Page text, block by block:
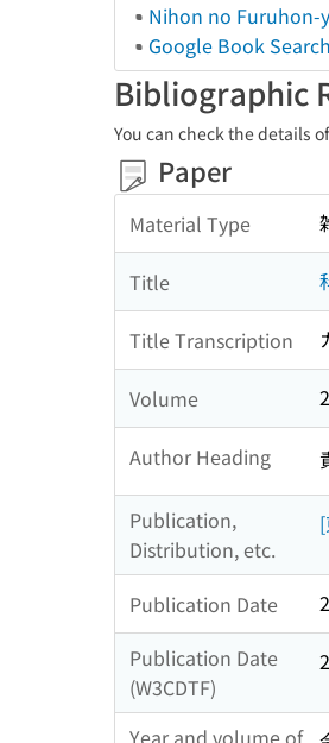
Nihon no Furuhon-
Google Book Search
Bibliographic
You can check the details
Paper
Material Type
Title
Title Transcription
Volume
Author Heading
Publication,
Distribution, etc.
Publication Date
Publication Date
(W3CDTF)
Year and volume of